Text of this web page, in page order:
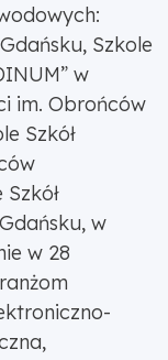
Szkole
w
im. Obrońców
Szkół
w
w 28